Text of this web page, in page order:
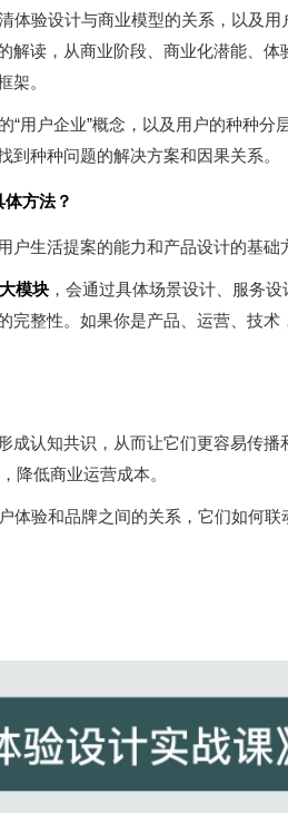
体验设计与商业模型的关系，以及
解读，从商业阶段、商业化潜能、
架。
“用户企业”概念，以及用户的种种
种种问题的解决方案和因果关系。
方法？
户生活提案的能力和产品设计的基础
模块 ，会通过具体场景设计、服务
完整性。如果你是产品、运营、技
成认知共识，从而让它们更容易传
降低商业运营成本。
体验和品牌之间的关系，它们如何